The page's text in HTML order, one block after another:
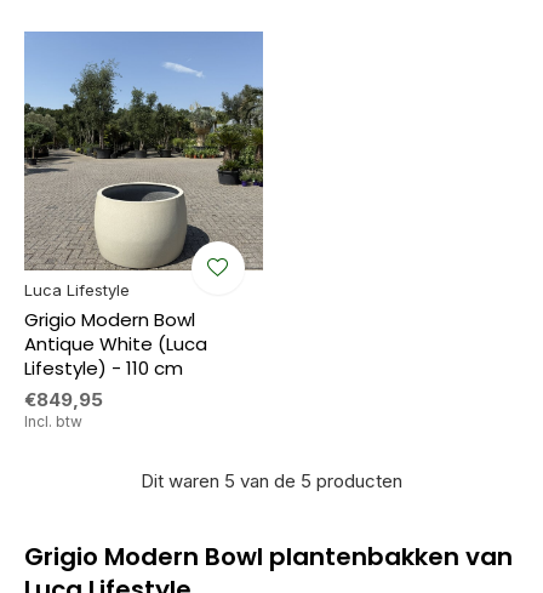
Luca Lifestyle
Grigio Modern Bowl
Antique White (Luca
Lifestyle) - 110 cm
€849,95
Incl. btw
Dit waren 5 van de 5 producten
Grigio Modern Bowl plantenbakken van